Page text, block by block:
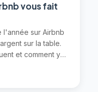
vous fait
l'année sur Airbnb
sur la table.
et comment y